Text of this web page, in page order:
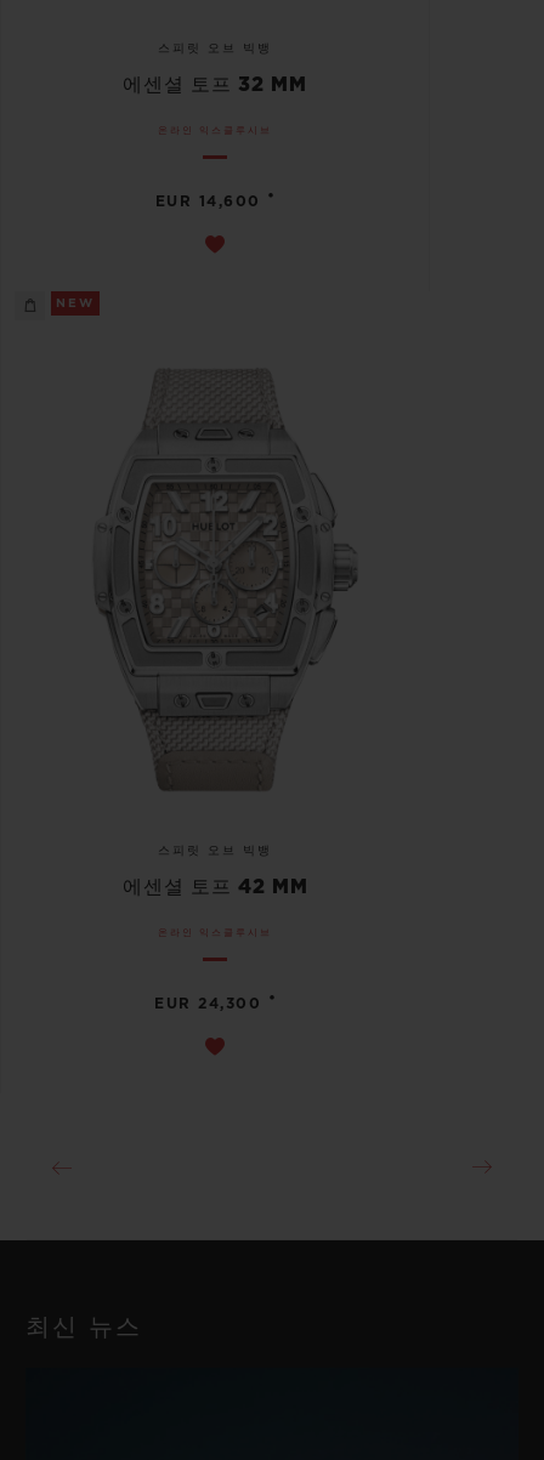
스피릿 오브 빅뱅
에센셜 토프 32 MM
온라인 익스클루시브
EUR 14,600 •
NEW
스피릿 오브 빅뱅
에센셜 토프 42 MM
온라인 익스클루시브
EUR 24,300 •
최신 뉴스